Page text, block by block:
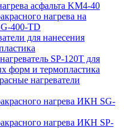
асфальта KM4-40
нагрева на
400-TD
для нанесения
SP-120T для
форм и термопластика
нагреватели
нагрева ИКН SG-
нагрева ИКН SP-